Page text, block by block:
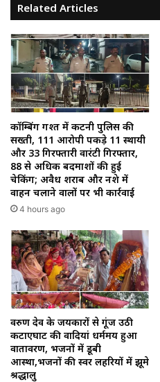
Related Articles
कॉम्बिंग गश्त में कटनी पुलिस की
सख्ती, 111 आरोपी पकड़े 11 स्थायी
और 33 गिरफ्तारी वारंटी गिरफ्तार,
88 से अधिक बदमाशों की हुई
चेकिंग; अवैध शराब और नशे में
वाहन चलाने वालों पर भी कार्रवाई
4 hours ago
वरुण देव के जयकारों से गूंज उठी
कटाएघाट की वादियां धर्ममय हुआ
वातावरण, भजनों में डूबी
आस्था,भजनों की स्वर लहरियों में झूमे
श्रद्धालु